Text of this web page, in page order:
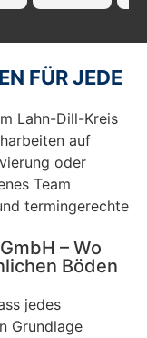
FÜR JEDE
Lahn-Dill-Kreis
auf
oder
Team
termingerechte
– Wo
Böden
jedes
Grundlage